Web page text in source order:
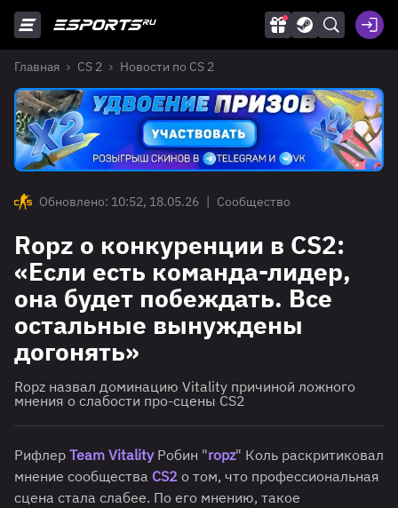
Главная CS 2 Новости по CS 2
Обновлено: 10:52, 18.05.26 | Сообщество
Ropz о конкуренции в CS2:
«Если есть команда-лидер,
она будет побеждать. Все
остальные вынуждены
догонять»
Ropz назвал доминацию Vitality причиной ложного
мнения о слабости про-сцены CS2
Рифлер Team VitalityРобин "ropz" Коль раскритиковал
мнение сообщества CS2 о том, что профессиональная
сцена стала слабее. По его мнению, такое